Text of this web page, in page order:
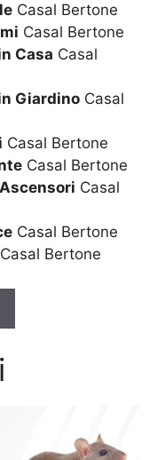
Casal Bertone
Casal Bertone
Casa Casal
Giardino Casal
Casal Bertone
Casal Bertone
Casal
Casal Bertone
Casal Bertone